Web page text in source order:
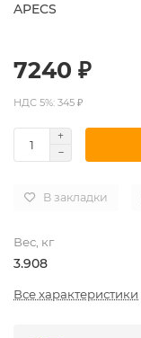
APECS
7240 ₽
НДС 5%: 345 ₽
В закладки
Вес, кг
3.908
Все характеристики